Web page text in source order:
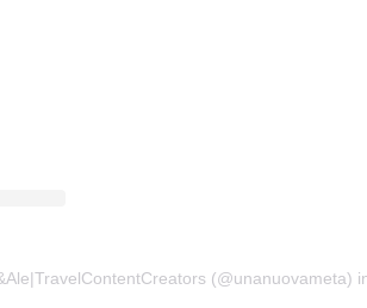
(@unanuovameta)